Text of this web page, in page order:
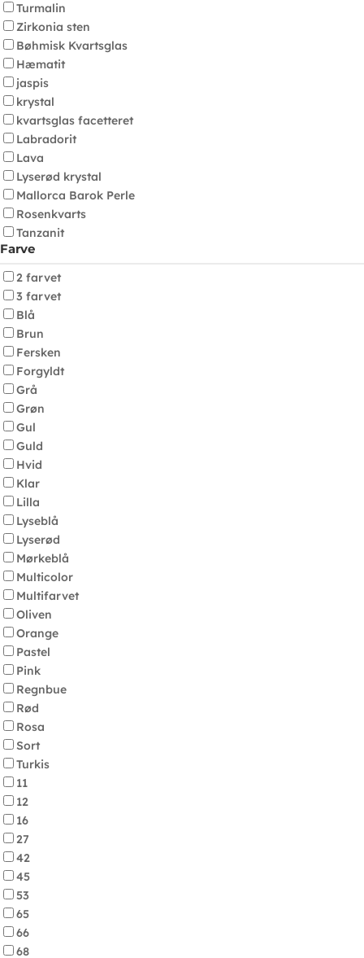
Turmalin
Zirkonia sten
Bøhmisk Kvartsglas
Hæmatit
jaspis
krystal
kvartsglas facetteret
Labradorit
Lava
Lyserød krystal
Mallorca Barok Perle
Rosenkvarts
Tanzanit
Farve
2 farvet
3 farvet
Blå
Brun
Fersken
Forgyldt
Grå
Grøn
Gul
Guld
Hvid
Klar
Lilla
Lyseblå
Lyserød
Mørkeblå
Multicolor
Multifarvet
Oliven
Orange
Pastel
Pink
Regnbue
Rød
Rosa
Sort
Turkis
11
12
16
27
42
45
53
65
66
68